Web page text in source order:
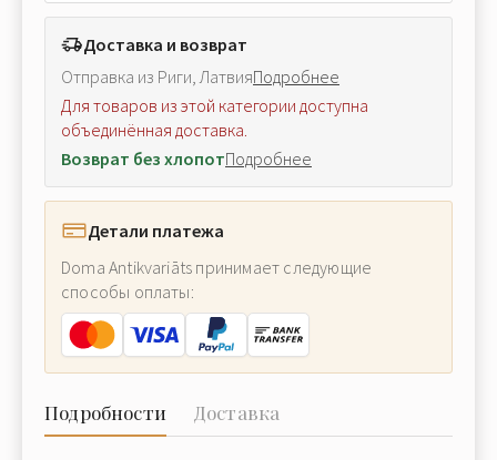
Доставка и возврат
Отправка из Риги, ЛатвияПодробнее
Для товаров из этой категории доступна
объединённая доставка.
Возврат без хлопотПодробнее
Детали платежа
Doma Antikvariāts принимает следующие
способы оплаты:
Подробности Доставка